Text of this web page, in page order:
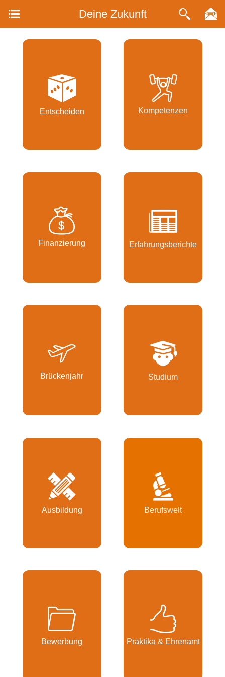
Deine Zukunft
Entscheiden Kompetenzen
Finanzierung Erfahrungsberichte
Brückenjahr Studium
Ausbildung Berufswelt
Bewerbung Praktika & Ehrenamt